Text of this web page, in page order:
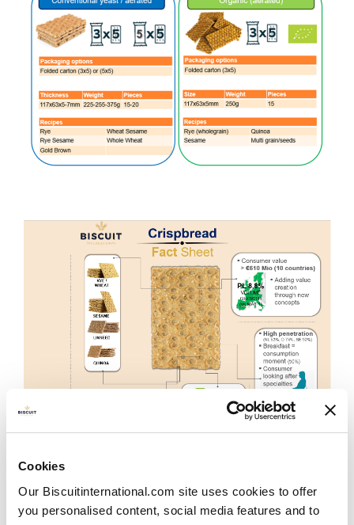
Cookies
Our Biscuitinternational.com site uses cookies to offer
you personalised content, social media features and to
Taille du marché
Le marché des crackers est très important > 610
millions d’euros (2022) au total pour les 10 pays de
l’UE que nous mesurons fréquemment (Nielsen/IRI).